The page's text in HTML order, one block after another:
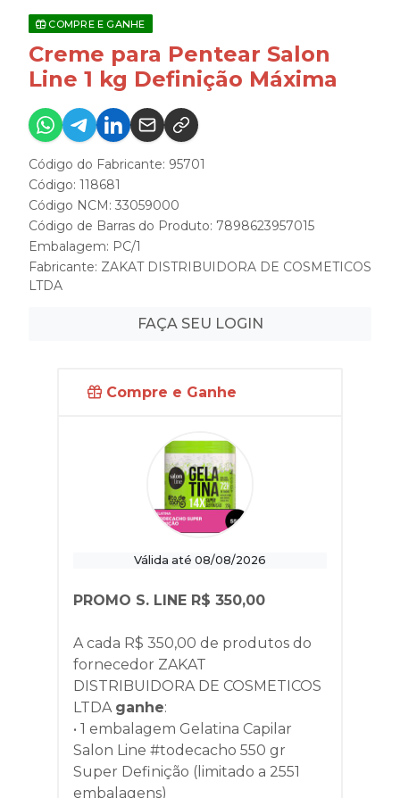
COMPRE E GANHE
Creme para Pentear Salon
Line 1 kg Definição Máxima
Código do Fabricante: 95701
Código: 118681
Código NCM: 33059000
Código de Barras do Produto: 7898623957015
Embalagem: PC/1
Fabricante: ZAKAT DISTRIBUIDORA DE COSMETICOS
LTDA
FAÇA SEU LOGIN
Compre e Ganhe
Válida até 08/08/2026
PROMO S. LINE R$ 350,00
A cada R$ 350,00 de produtos do
fornecedor ZAKAT
DISTRIBUIDORA DE COSMETICOS
LTDA ganhe:
• 1 embalagem Gelatina Capilar
Salon Line #todecacho 550 gr
Super Definição (limitado a 2551
embalagens)